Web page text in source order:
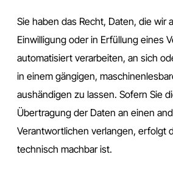
Sie haben das Recht, Daten, die wir
Einwilligung oder in Erfüllung eines
automatisiert verarbeiten, an sich
in einem gängigen,
aushändigen zu lassen. Sofern Sie
Übertragung der Daten an einen
Verantwortlichen verlangen, erfolgt
technisch machbar ist.